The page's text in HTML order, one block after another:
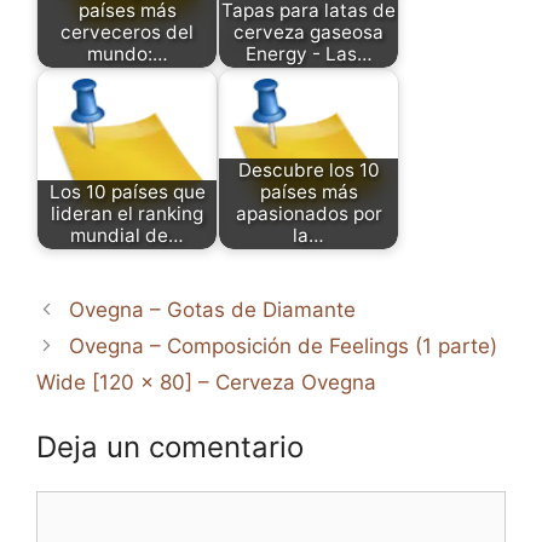
países más
cerveceros del
mundo:…
Tapas para latas de
cerveza gaseosa
Energy - Las…
Los 10 países que
lideran el ranking
mundial de…
Descubre los 10
países más
apasionados por
la…
Ovegna – Gotas de Diamante
Ovegna – Composición de Feelings (1 parte)
Wide [120 x 80] – Cerveza Ovegna
Deja un comentario